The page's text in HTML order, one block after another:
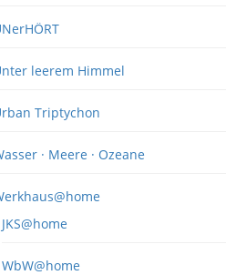
leerem Himmel
Triptychon
· Meere · Ozeane
JKS@home
WbW@home